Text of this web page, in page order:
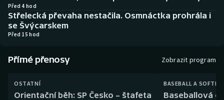
Boby a skeleton
Dostihy
AZ kvíz
Před 4 hod
Střelecká převaha nestačila. Osmnáctka prohrála i
se Švýcarskem
Před 15 hod
Přímé přenosy Zobrazit program
OSTATNÍ
Orientační běh: SP Česko – štafeta
BASEBALL A
Baseballová